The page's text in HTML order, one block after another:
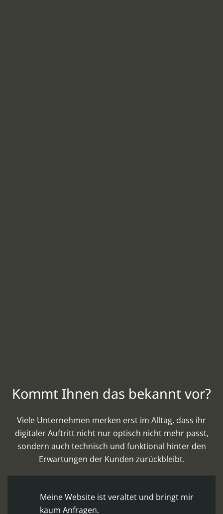
Kommt Ihnen das bekannt vor?
Viele Unternehmen merken erst im Alltag, dass ihr
digitaler Auftritt nicht nur optisch nicht mehr passt,
sondern auch technisch und funktional hinter den
Erwartungen der Kunden zurückbleibt.
Meine Website ist veraltet und bringt mir
kaum Anfragen.